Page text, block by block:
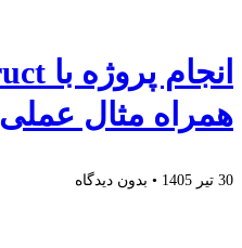
همراه مثال عملی
30 تیر 1405 بدون دیدگاه